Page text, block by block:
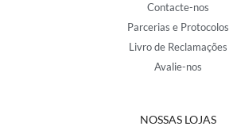
Contacte-nos
Parcerias e Protocolos
Livro de Reclamações
Avalie-nos
NOSSAS LOJAS